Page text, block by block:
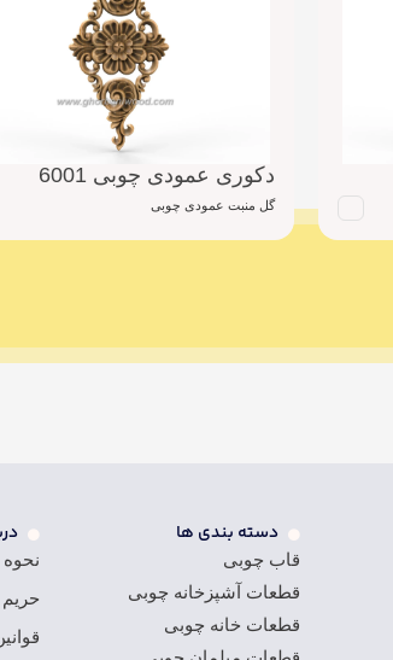
دکوری عمودی چوبی 6001
گل منبت عمودی چوبی
دسته بندی ها
قاب چوبی
قطعات آشپزخانه چوبی
قطعات خانه چوبی